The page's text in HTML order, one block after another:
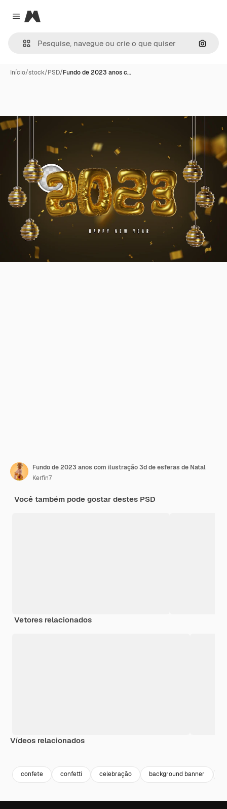
Close menu
Magnific
Início/stock/PSD/Fundo de 2023 anos c…
Fundo de 2023 anos com ilustração 3d de esferas de Natal
Kerfin7
Você também pode gostar destes PSD
Vetores relacionados
Vídeos relacionados
confete confetti celebração background banner